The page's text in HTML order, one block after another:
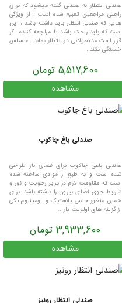
صندلی انتظار به صندلی گفته میشود که برای
راحتی مراجعین تعبیه شده است . از ویژگی
هایی که صندلی انتظار باید داشته باشد ، این
است که باید راحت باشد تا مراجعه کننده اگر
قرار است مدتطولانی در انتظار بماند ،احساس
خستگی نکند...
5,517,600 تومان
مشاهده
صندلی باغ جاکوب
صندلی باغی جاکوب برای فضای باز طراحی
شده است و به طبع از موادی ساخته شده
است که مقاومت لازم در برابر رطوبت و نور و
شرایط جوی فضای بیرون را داشته باشد. برای
همین منظور جنس پلاستیک و آلومینیوم یکی
از گزینه های اولویت دار...
3,933,600 تومان
مشاهده
صندلی انتظار رونیز